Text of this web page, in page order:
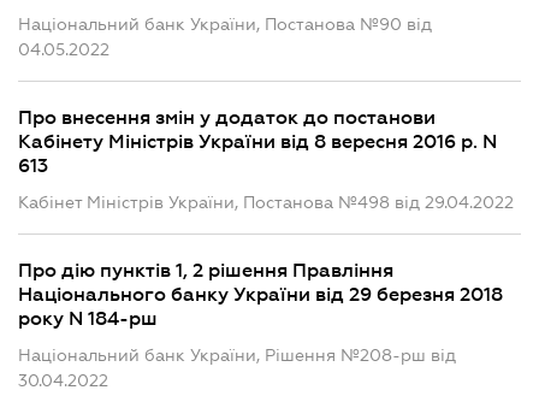
Національний банк України, Постанова №90 від
04.05.2022
Про внесення змін у додаток до постанови
Кабінету Міністрів України від 8 вересня 2016 р. N
613
Кабінет Міністрів України, Постанова №498 від 29.04.2022
Про дію пунктів 1, 2 рішення Правління
Національного банку України від 29 березня 2018
року N 184-рш
Національний банк України, Рішення №208-рш від
30.04.2022